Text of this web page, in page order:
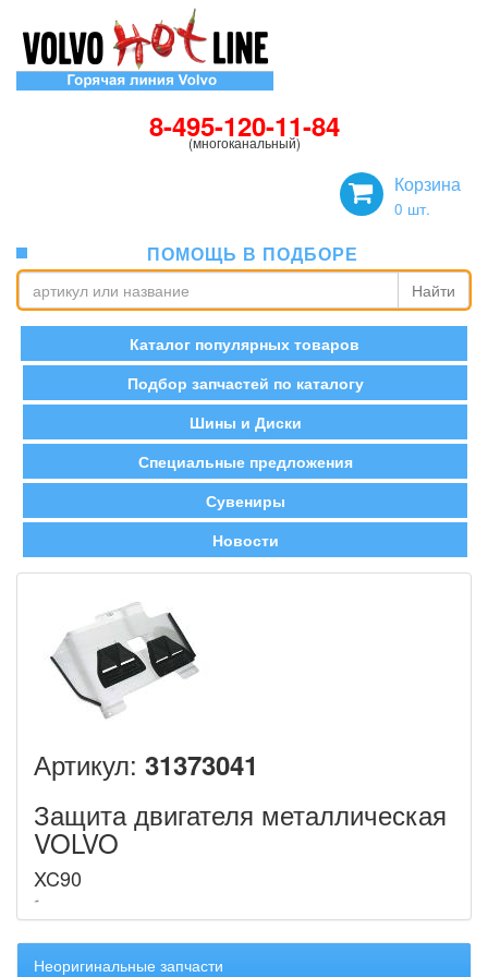
8-495-120-11-84
(многоканальный)
Корзина
0 шт.
ПОМОЩЬ В ПОДБОРЕ
Найти
Каталог популярных товаров
Подбор запчастей по каталогу
Шины и Диски
Специальные предложения
Сувениры
Новости
Артикул: 31373041
Защита двигателя металлическая
VOLVO
XC90
Неоригинальные запчасти